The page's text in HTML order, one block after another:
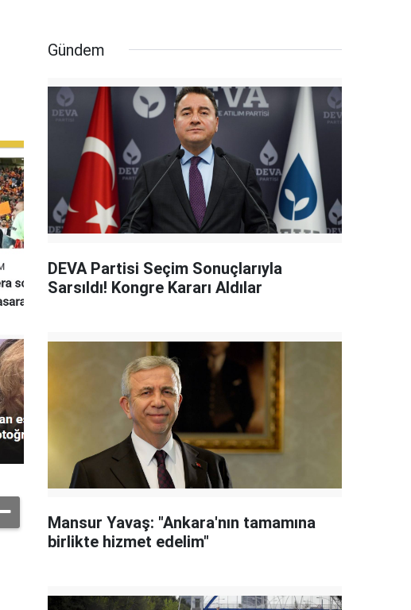
Gündem
DEVA Partisi Seçim Sonuçlarıyla
Sarsıldı! Kongre Kararı Aldılar
Mansur Yavaş: "Ankara'nın tamamına
birlikte hizmet edelim"